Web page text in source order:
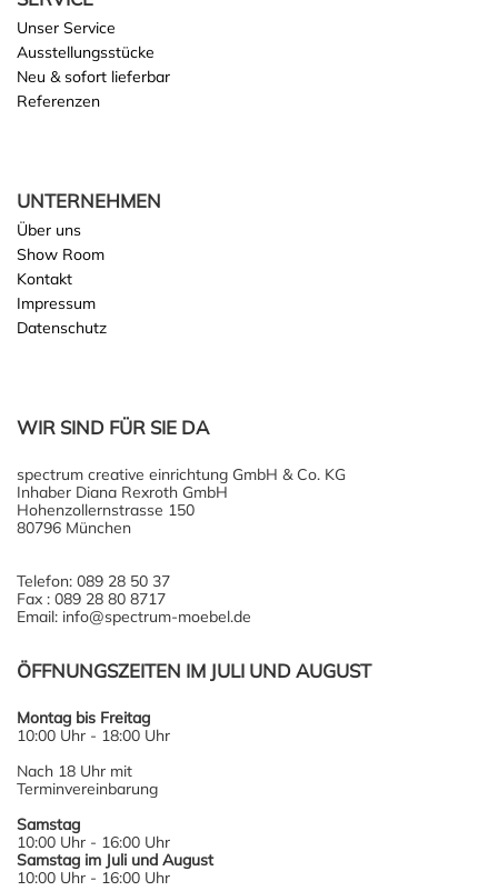
Unser Service
Ausstellungsstücke
Neu & sofort lieferbar
Referenzen
UNTERNEHMEN
Über uns
Show Room
Kontakt
Impressum
Datenschutz
WIR SIND FÜR SIE DA
spectrum creative einrichtung GmbH & Co. KG
Inhaber Diana Rexroth GmbH
Hohenzollernstrasse 150
80796 München
Telefon: 089 28 50 37
Fax : 089 28 80 8717
Email: info@spectrum-moebel.de
ÖFFNUNGSZEITEN IM JULI UND AUGUST
Montag bis Freitag
10:00 Uhr - 18:00 Uhr
Nach 18 Uhr mit
Terminvereinbarung
Samstag
10:00 Uhr - 16:00 Uhr
Samstag im Juli und August
10:00 Uhr - 16:00 Uhr